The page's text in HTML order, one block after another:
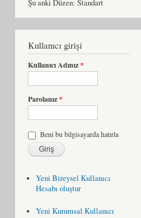
Şu anki Düzen: Standart
Kullanıcı girişi
Kullanıcı Adınız*
Parolanız*
Beni bu bilgisayarda hatırla
Yeni Bireysel Kullanıcı
Hesabı oluştur
Yeni Kurumsal Kullanıcı